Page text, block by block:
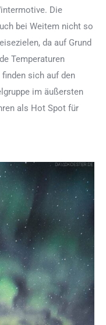
Die
bei Weitem nicht so
da auf Grund
Temperaturen
sich auf den
im äußersten
als Hot Spot für